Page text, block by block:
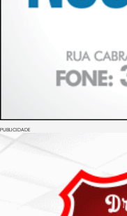
PUBLICIDADE